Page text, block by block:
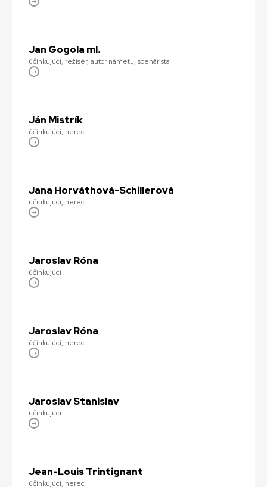
Jan Gogola ml.
účinkujúci, režisér, autor námetu, scenárista
Ján Mistrík
účinkujúci, herec
Jana Horváthová-Schillerová
účinkujúci, herec
Jaroslav Róna
účinkujúci
Jaroslav Róna
účinkujúci, herec
Jaroslav Stanislav
účinkujúci
Jean-Louis Trintignant
účinkujúci, herec